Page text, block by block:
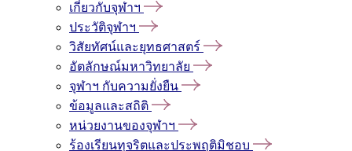
เกี่ยวกับจุฬาฯ
ประวัติจุฬาฯ
วิสัยทัศน์และยุทธศาสตร์
อัตลักษณ์มหาวิทยาลัย
จุฬาฯ กับความยั่งยืน
ข้อมูลและสถิติ
หน่วยงานของจุฬาฯ
ร้องเรียนทุจริตและประพฤติมิชอบ